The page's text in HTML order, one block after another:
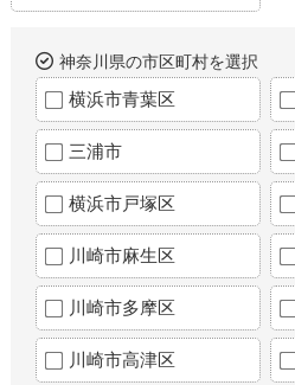
神奈川県の市区町村を選択
横浜市青葉区
三浦市
横浜市戸塚区
川崎市麻生区
川崎市多摩区
川崎市高津区